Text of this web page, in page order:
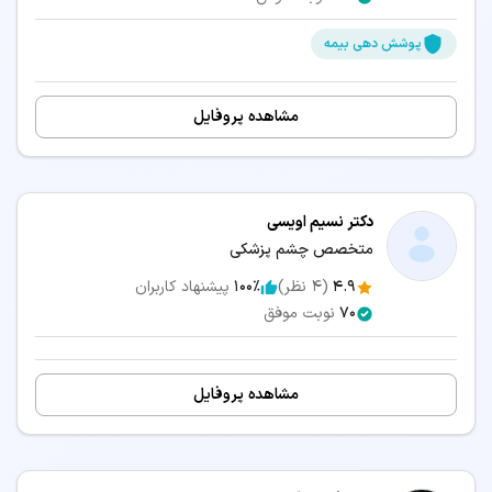
پوشش دهی بیمه
مشاهده پروفایل
دکتر نسیم اویسی
متخصص چشم پزشکی
4.9
(
4 نظر) 100٪ پیشنهاد کاربران
70 نوبت موفق
مشاهده پروفایل